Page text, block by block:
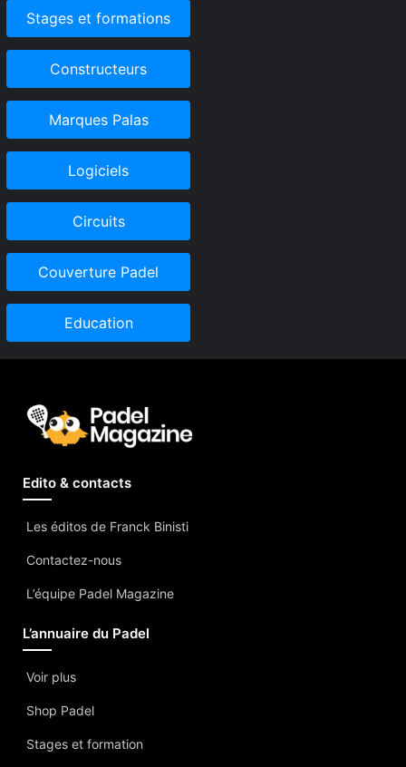
Stages et formations
Constructeurs
Marques Palas
Logiciels
Circuits
Couverture Padel
Education
Edito & contacts
Les éditos de Franck Binisti
Contactez-nous
L’équipe Padel Magazine
L’annuaire du Padel
Voir plus
Shop Padel
Stages et formation